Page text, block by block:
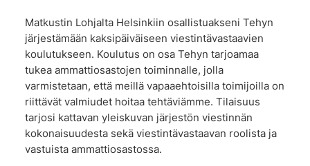
Matkustin Lohjalta Helsinkiin osallistuakseni Tehyn
järjestämään kaksipäiväiseen viestintävastaavien
koulutukseen. Koulutus on osa Tehyn tarjoamaa
tukea ammattiosastojen toiminnalle, jolla
varmistetaan, että meillä vapaaehtoisilla toimijoilla on
riittävät valmiudet hoitaa tehtäviämme. Tilaisuus
tarjosi kattavan yleiskuvan järjestön viestinnän
kokonaisuudesta sekä viestintävastaavan roolista ja
vastuista ammattiosastossa.